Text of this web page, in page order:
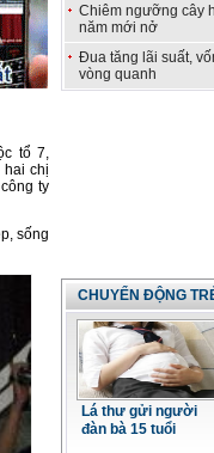
tổ 7,
hai chị
ty
sống
Chiêm ngưỡng cây
năm mới nở
Đua tăng lãi suất,
vòng quanh
CHUYỂN ĐỘNG
Lá thư gửi người
đàn bà 15 tuổi